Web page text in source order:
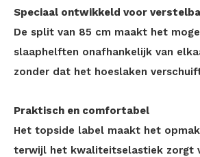
Speciaal ontwikkeld voor
De split van 85 cm maakt het
slaaphelften onafhankelijk van
zonder dat het hoeslaken
Praktisch en comfortabel
Het topside label maakt het
terwijl het kwaliteitselastiek zorgt